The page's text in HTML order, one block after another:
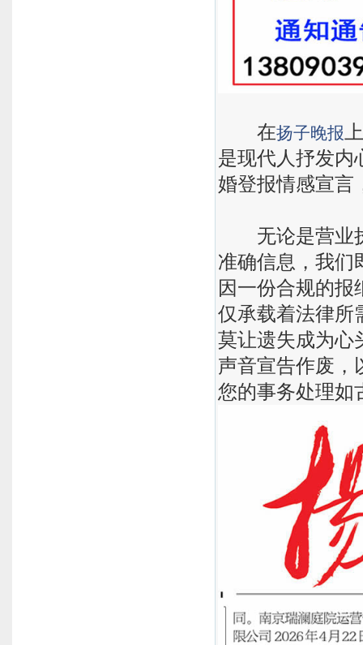
在扬子晚报
是现代人抒发内
婚登报情感宣言
无论是营业执
准确信息，我们
因一份合规的报
仅承载着法律所
莫让遗失成为心
声音宣告作废，
您的事务处理如